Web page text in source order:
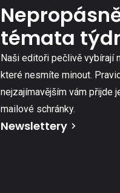
témata
Naši editoři pečlivě vybírají
které nesmíte minout.
nejzajímavějším vám přijde
mailové schránky.
Newslettery